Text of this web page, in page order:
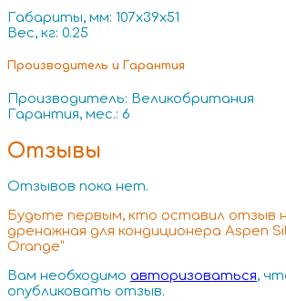
Габариты, мм: 107x39x51
Вес, кг: 0.25
Производитель и Гарантия
Производитель: Великобритания
Гарантия, мес.: 6
Отзывы
Отзывов пока нет.
Будьте первым, кто оставил отзыв
дренажная для кондиционера Aspen
Orange”
Вам необходимо авторизоваться,
опубликовать отзыв.